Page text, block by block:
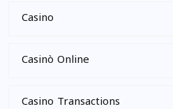
Casino
Casinò Online
Casino Transactions